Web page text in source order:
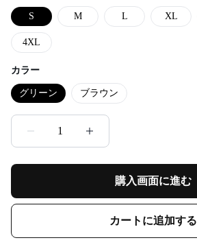
S M L XL
4XL
カラー
グリーン ブラウン
1
購入画面に進む
カートに追加する